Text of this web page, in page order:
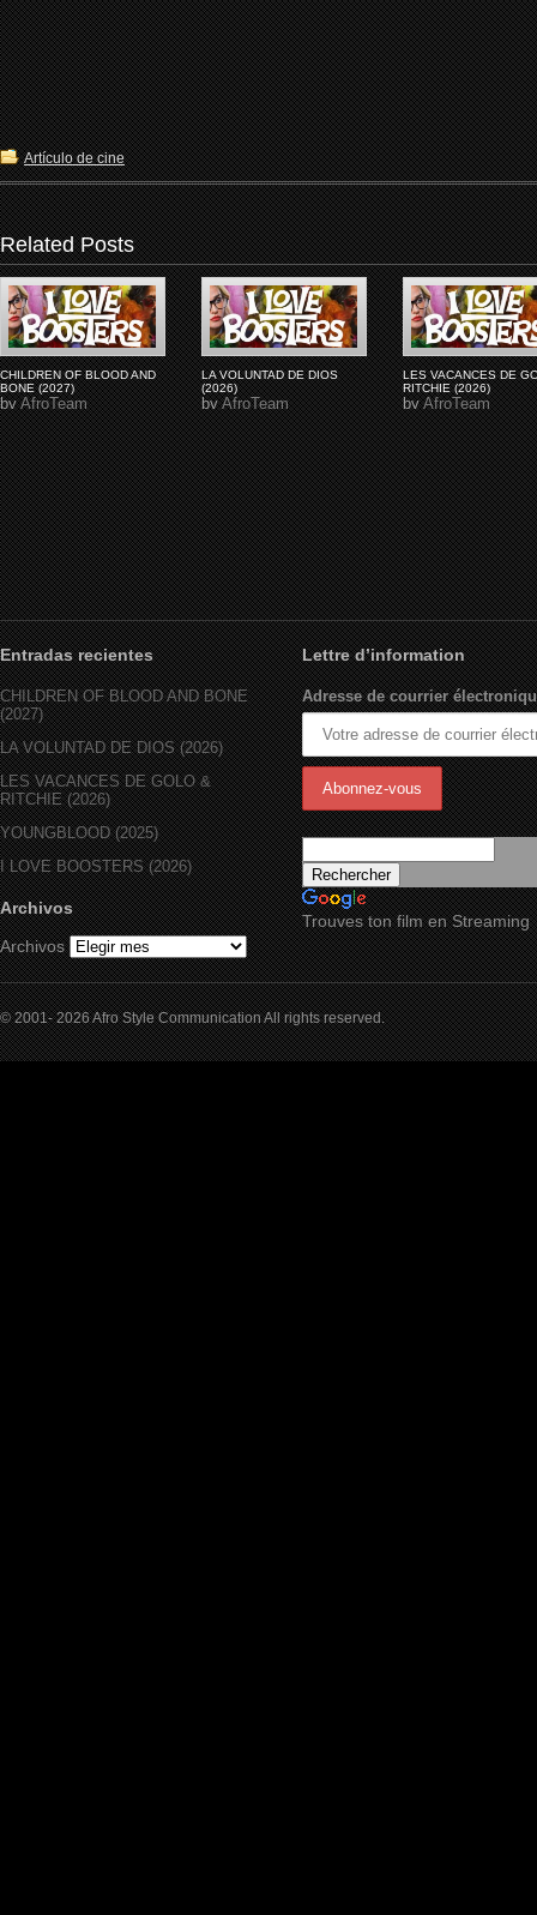
Artículo de cine
Related Posts
CHILDREN OF BLOOD AND
BONE (2027)
byAfroTeam
LA VOLUNTAD DE DIOS
(2026)
byAfroTeam
LES VACANCES DE
RITCHIE (2026)
byAfroTeam
Entradas recientes
CHILDREN OF BLOOD AND BONE
(2027)
LA VOLUNTAD DE DIOS (2026)
LES VACANCES DE GOLO &
RITCHIE (2026)
YOUNGBLOOD (2025)
I LOVE BOOSTERS (2026)
Archivos
Archivos
Lettre d’information
Adresse de courrier
Trouves ton film en Streaming
© 2001- 2026 Afro Style Communication All rights reserved.